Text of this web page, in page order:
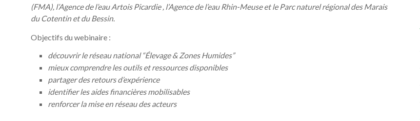
(FMA), l’Agence de l’eau Artois Picardie , l’Agence de l’eau Rhin-Meuse et le Parc naturel régional des Marais
du Cotentin et du Bessin.
Objectifs du webinaire :
découvrir le réseau national “Élevage & Zones Humides”
mieux comprendre les outils et ressources disponibles
partager des retours d’expérience
identifier les aides financières mobilisables
renforcer la mise en réseau des acteurs